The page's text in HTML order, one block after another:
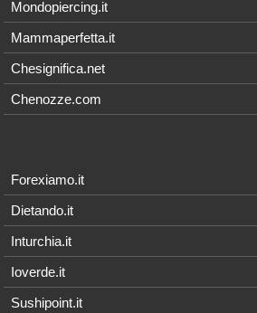
Mondopiercing.it
Mammaperfetta.it
Chesignifica.net
Chenozze.com
Forexiamo.it
Dietando.it
Inturchia.it
Ioverde.it
Sushipoint.it